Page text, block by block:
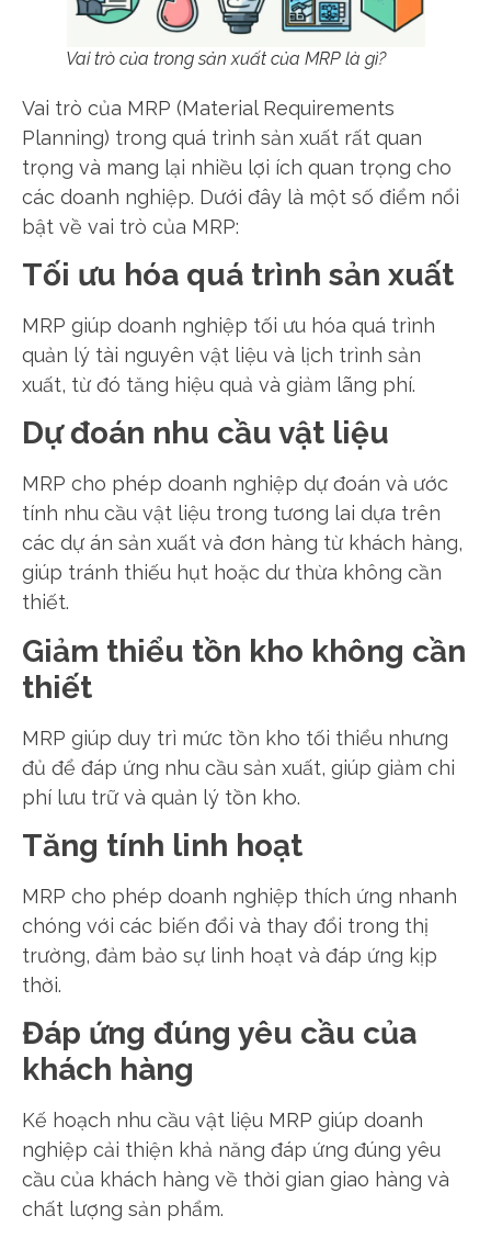
Vai trò của trong sản xuất của MRP là gì?
Vai trò của MRP (Material Requirements
Planning) trong quá trình sản xuất rất quan
trọng và mang lại nhiều lợi ích quan trọng cho
các doanh nghiệp. Dưới đây là một số điểm nổi
bật về vai trò của MRP:
Tối ưu hóa quá trình sản xuất
MRP giúp doanh nghiệp tối ưu hóa quá trình
quản lý tài nguyên vật liệu và lịch trình sản
xuất, từ đó tăng hiệu quả và giảm lãng phí.
Dự đoán nhu cầu vật liệu
MRP cho phép doanh nghiệp dự đoán và ước
tính nhu cầu vật liệu trong tương lai dựa trên
các dự án sản xuất và đơn hàng từ khách hàng,
giúp tránh thiếu hụt hoặc dư thừa không cần
thiết.
Giảm thiểu tồn kho không cần
thiết
MRP giúp duy trì mức tồn kho tối thiểu nhưng
đủ để đáp ứng nhu cầu sản xuất, giúp giảm chi
phí lưu trữ và quản lý tồn kho.
Tăng tính linh hoạt
MRP cho phép doanh nghiệp thích ứng nhanh
chóng với các biến đổi và thay đổi trong thị
trường, đảm bảo sự linh hoạt và đáp ứng kịp
thời.
Đáp ứng đúng yêu cầu của
khách hàng
Kế hoạch nhu cầu vật liệu MRP giúp doanh
nghiệp cải thiện khả năng đáp ứng đúng yêu
cầu của khách hàng về thời gian giao hàng và
chất lượng sản phẩm.